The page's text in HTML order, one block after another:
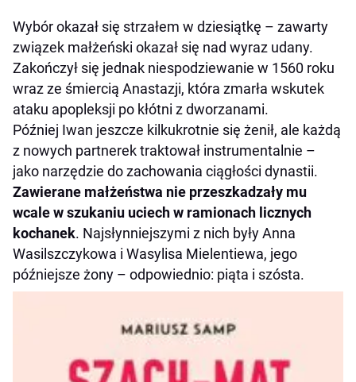
Wybór okazał się strzałem w dziesiątkę – zawarty
związek małżeński okazał się nad wyraz udany.
Zakończył się jednak niespodziewanie w 1560 roku
wraz ze śmiercią Anastazji, która zmarła wskutek
ataku apopleksji po kłótni z dworzanami.
Później Iwan jeszcze kilkukrotnie się żenił, ale każdą
z nowych partnerek traktował instrumentalnie –
jako narzędzie do zachowania ciągłości dynastii.
Zawierane małżeństwa nie przeszkadzały mu
wcale w szukaniu uciech w ramionach licznych
kochanek. Najsłynniejszymi z nich były Anna
Wasilszczykowa i Wasylisa Mielentiewa, jego
późniejsze żony – odpowiednio: piąta i szósta.